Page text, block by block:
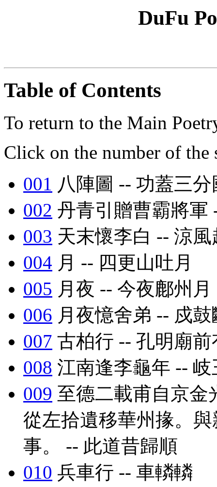
DuFu
Table of Contents
To return to the Main
Click on the number of the
001 八陣圖 -- 功蓋三分
002 丹青引贈曹霸將軍
003 天末懷李白 -- 涼
004 月 -- 四更山吐月
005 月夜 -- 今夜鄜州月
006 月夜憶舍弟 -- 戍
007 古柏行 -- 孔明廟前
008 江南逢李龜年 --
009 至德二載甫自京金
從左拾遺移華州掾。
事。 -- 此道昔歸順
010 兵車行 -- 車轔轔